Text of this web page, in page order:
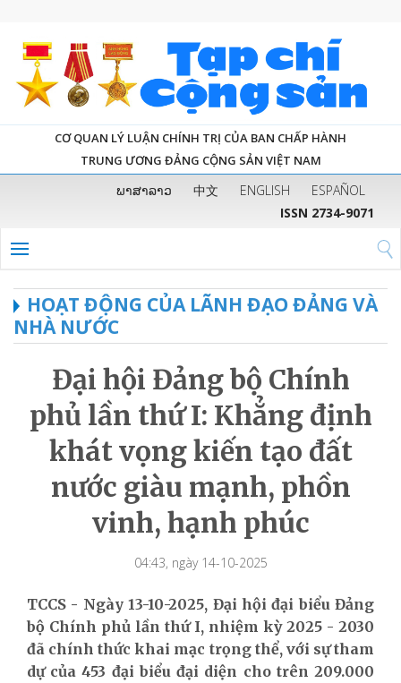
CƠ QUAN LÝ LUẬN CHÍNH TRỊ CỦA BAN CHẤP HÀNH
TRUNG ƯƠNG ĐẢNG CỘNG SẢN VIỆT NAM
ພາສາລາວ 中文 ENGLISH
ESPAÑOL
ISSN 2734-9071
HOẠT ĐỘNG CỦA LÃNH ĐẠO ĐẢNG VÀ
NHÀ NƯỚC
Đại hội Đảng bộ Chính
phủ lần thứ I: Khẳng định
khát vọng kiến tạo đất
nước giàu mạnh, phồn
vinh, hạnh phúc
04:43, ngày 14-10-2025
TCCS - Ngày 13-10-2025, Đại hội đại biểu Đảng
bộ Chính phủ lần thứ I, nhiệm kỳ 2025 - 2030
đã chính thức khai mạc trọng thể, với sự tham
dự của 453 đại biểu đại diện cho trên 209.000